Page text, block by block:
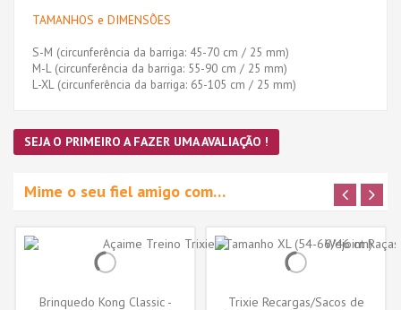
TAMANHOS e DIMENSÕES
S-M (circunferência da barriga: 45-70 cm / 25 mm)
M-L (circunferência da barriga: 55-90 cm / 25 mm)
L-XL (circunferência da barriga: 65-105 cm / 25 mm)
SEJA O PRIMEIRO A FAZER UMA AVALIAÇÃO !
Mime o seu fiel amigo com…
Brinquedo Kong Classic -
Trixie Recargas/Sacos de